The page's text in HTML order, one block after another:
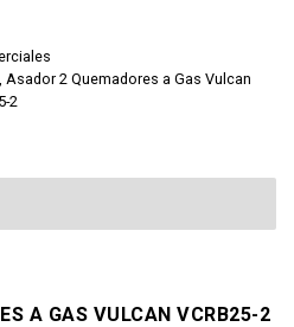
Asador 2 Quemadores a Gas Vulcan
2
A GAS VULCAN VCRB25-2